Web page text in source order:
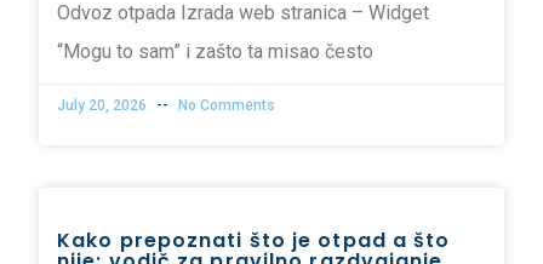
Odvoz otpada Izrada web stranica – Widget
“Mogu to sam” i zašto ta misao često
July 20, 2026 No Comments
Kako prepoznati što je otpad a što